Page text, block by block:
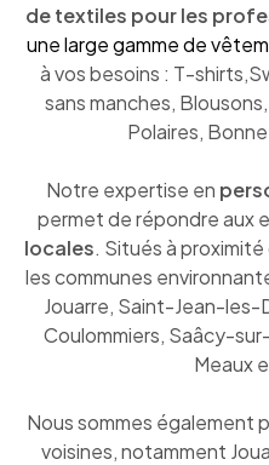
de textiles pour les
une large gamme de
à vos besoins : T-
sans manches,
Polaires,
Notre expertise en
permet de répondre aux
locales. Situés à
les communes
Jouarre, Saint-Jean-les-
Coulommiers, Saâcy-
Meaux
Nous sommes également
voisines, notamment